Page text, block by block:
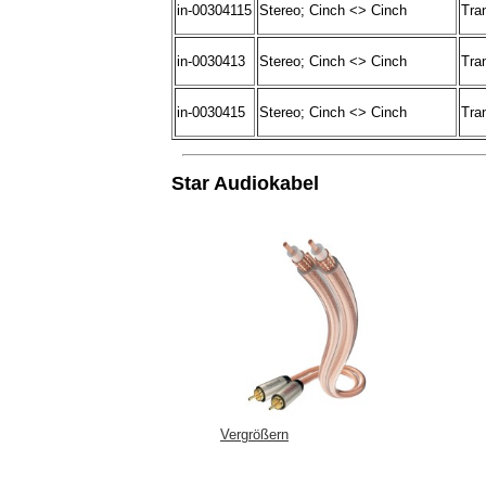
in-00304115 Stereo; Cinch <> Cinch
in-0030413 Stereo; Cinch <> Cinch
in-0030415 Stereo; Cinch <> Cinch
Star Audiokabel
Vergrößern